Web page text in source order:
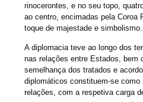
rinocerontes, e no seu topo,
ao centro, encimadas pela Coroa
toque de majestade e simbolismo.
A diplomacia teve ao longo dos
nas relações entre Estados, bem
semelhança dos tratados e
diplomáticos constituem-se como
relações, com a respetiva carga